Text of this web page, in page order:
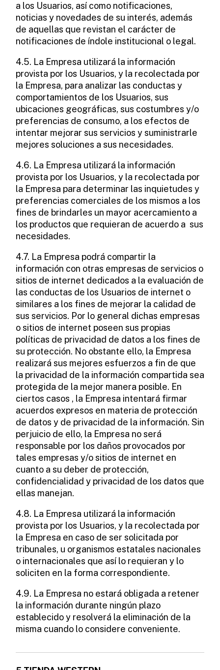
a los Usuarios, así como notificaciones,
noticias y novedades de su interés, además
de aquellas que revistan el carácter de
notificaciones de índole institucional o legal.
4.5. La Empresa utilizará la información
provista por los Usuarios, y la recolectada por
la Empresa, para analizar las conductas y
comportamientos de los Usuarios, sus
ubicaciones geográficas, sus costumbres y/o
preferencias de consumo, a los efectos de
intentar mejorar sus servicios y suministrarle
mejores soluciones a sus necesidades.
4.6. La Empresa utilizará la información
provista por los Usuarios, y la recolectada por
la Empresa para determinar las inquietudes y
preferencias comerciales de los mismos a los
fines de brindarles un mayor acercamiento a
los productos que requieran de acuerdo a sus
necesidades.
4.7. La Empresa podrá compartir la
información con otras empresas de servicios o
sitios de internet dedicados a la evaluación de
las conductas de los Usuarios de internet o
similares a los fines de mejorar la calidad de
sus servicios. Por lo general dichas empresas
o sitios de internet poseen sus propias
políticas de privacidad de datos a los fines de
su protección. No obstante ello, la Empresa
realizará sus mejores esfuerzos a fin de que
la privacidad de la información compartida sea
protegida de la mejor manera posible. En
ciertos casos , la Empresa intentará firmar
acuerdos expresos en materia de protección
de datos y de privacidad de la información. Sin
perjuicio de ello, la Empresa no será
responsable por los daños provocados por
tales empresas y/o sitios de internet en
cuanto a su deber de protección,
confidencialidad y privacidad de los datos que
ellas manejan.
4.8. La Empresa utilizará la información
provista por los Usuarios, y la recolectada por
la Empresa en caso de ser solicitada por
tribunales, u organismos estatales nacionales
o internacionales que así lo requieran y lo
soliciten en la forma correspondiente.
4.9. La Empresa no estará obligada a retener
la información durante ningún plazo
establecido y resolverá la eliminación de la
misma cuando lo considere conveniente.